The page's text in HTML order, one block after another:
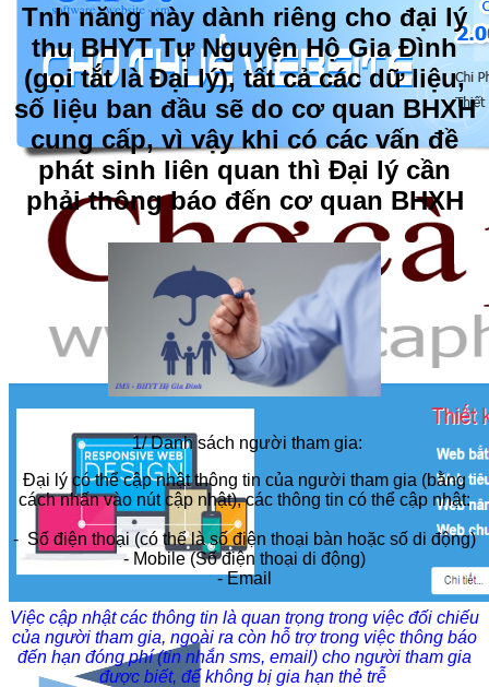
Tnh năng này dành riêng cho đại lý
thu BHYT Tự Nguyện Hộ Gia Đình
(gọi tắt là Đại lý), tất cả các dữ liệu,
số liệu ban đầu sẽ do cơ quan BHXH
cung cấp, vì vậy khi có các vấn đề
phát sinh liên quan thì Đại lý cần
phải thông báo đến cơ quan BHXH
1/ Danh sách người tham gia:
Đại lý có thể cập nhật thông tin của người tham gia (bằng
cách nhấn vào nút cập nhật), các thông tin có thể cập nhật:
- Số điện thoại (có thể là số điện thoại bàn hoặc số di động)
- Mobile (Số điện thoại di động)
- Email
Việc cập nhật các thông tin là quan trọng trong việc đối chiếu
của người tham gia, ngoài ra còn hỗ trợ trong việc thông báo
đến hạn đóng phí (tin nhắn sms, email) cho người tham gia
được biết, để không bị gia hạn thẻ trễ